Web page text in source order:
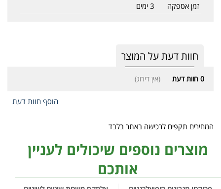
זמן אספקה
3 ימים
חוות דעת על המוצר
0 חוות דעת (אין דירוג)
הוסף חוות דעת
המחירים תקפים לרכישה באתר בלבד
מוצרים נוספים שיכולים לעניין
אותכם